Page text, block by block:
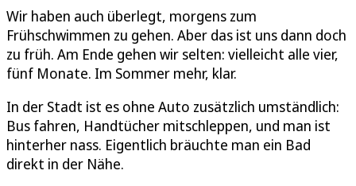
Wir haben auch überlegt, morgens zum
Frühschwimmen zu gehen. Aber das ist uns dann doch
zu früh. Am Ende gehen wir selten: vielleicht alle vier,
fünf Monate. Im Sommer mehr, klar.
In der Stadt ist es ohne Auto zusätzlich umständlich:
Bus fahren, Handtücher mitschleppen, und man ist
hinterher nass. Eigentlich bräuchte man ein Bad
direkt in der Nähe.